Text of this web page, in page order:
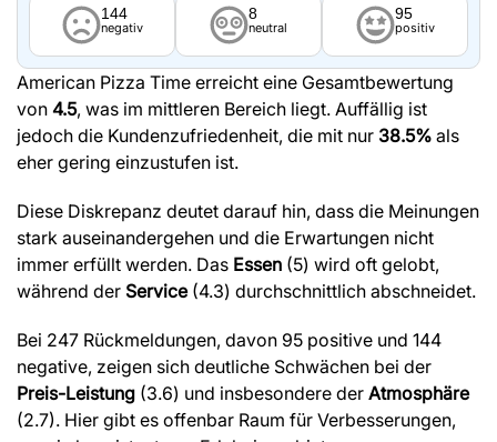
144
negativ
8
neutral
95
positiv
American Pizza Time erreicht eine Gesamtbewertung
von 4.5, was im mittleren Bereich liegt. Auffällig ist
jedoch die Kundenzufriedenheit, die mit nur 38.5% als
eher gering einzustufen ist.
Diese Diskrepanz deutet darauf hin, dass die Meinungen
stark auseinandergehen und die Erwartungen nicht
immer erfüllt werden. Das Essen (5) wird oft gelobt,
während der Service(4.3) durchschnittlich abschneidet.
Bei 247 Rückmeldungen, davon 95 positive und 144
negative, zeigen sich deutliche Schwächen bei der
Preis-Leistung (3.6) und insbesondere der Atmosphäre
(2.7). Hier gibt es offenbar Raum für Verbesserungen,